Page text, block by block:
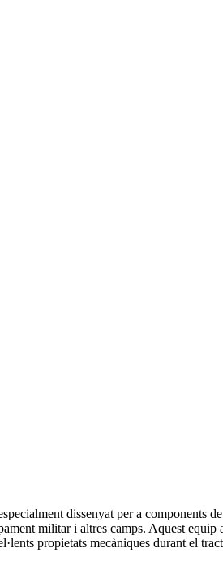
dissenyat per a components
militar i altres camps. Aquest equip
propietats mecàniques durant el